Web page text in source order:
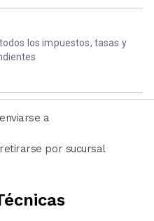
los impuestos, tasas y
a
por sucursal